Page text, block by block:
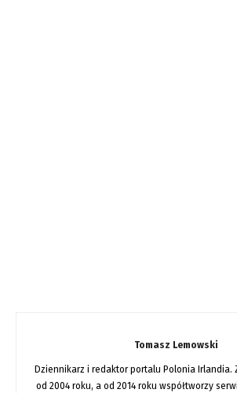
Tomasz Lemowski
Dziennikarz i redaktor portalu Polonia Irlandia.
od 2004 roku, a od 2014 roku współtworzy